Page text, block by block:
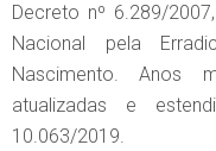
Decreto nº 6.289/
Nacional pela
Nascimento. Anos
atualizadas e
10.063/2019.